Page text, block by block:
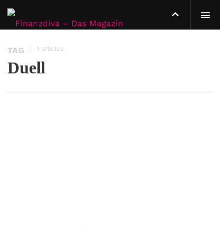
TAG 1 articles
Duell